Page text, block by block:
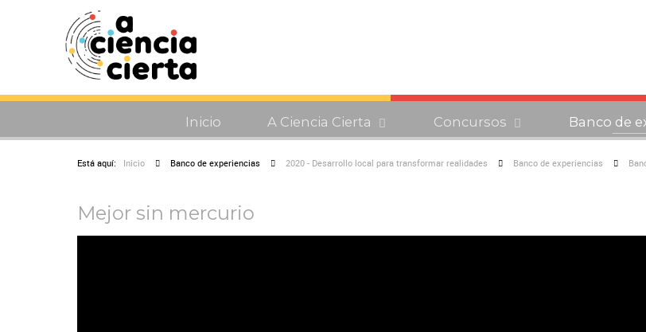
Inicio A Ciencia Cierta Concursos Banco de
Está aquí: Inicio Banco de experiencias 2020 - Desarrollo local para transformar realidades Banco de experiencias
Mejor sin mercurio